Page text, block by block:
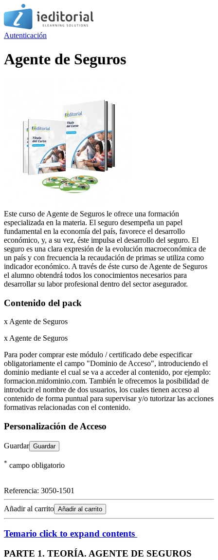
Autenticación
Agente de Seguros
Este curso de Agente de Seguros le ofrece una formación
especializada en la materia. El seguro desempeña un papel
fundamental en la economía del país, favorece el desarrollo
económico, y, a su vez, éste impulsa el desarrollo del seguro. El
seguro es una clara expresión de la evolución macroeconómica de
un país y con frecuencia la recaudación de primas se utiliza como
indicador económico. A través de éste curso de Agente de Seguros
el alumno obtendrá todos los conocimientos necesarios para
desarrollar su labor profesional dentro del sector asegurador.
Contenido del pack
x Agente de Seguros
x Agente de Seguros
Para poder comprar este módulo / certificado debe especificar
obligatoriamente el campo "Dominio de Acceso", introduciendo el
dominio mediante el cual se va a acceder al contenido, por ejemplo:
formacion.midominio.com. También le ofrecemos la posibilidad de
introducir el nombre de dos usuarios, los cuales tienen acceso al
contenido de forma puntual para supervisar y/o tutorizar las acciones
formativas relacionadas con el contenido.
Personalización de Acceso
Guardar
* campo obligatorio
Referencia: 3050-1501
Añadir al carrito Añadir al carrito
Temario click to expand contents
PARTE 1. TEORÍA. AGENTE DE SEGUROS